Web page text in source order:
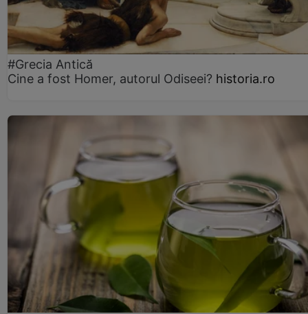
#Grecia Antică
Cine a fost Homer, autorul Odiseei? historia.ro